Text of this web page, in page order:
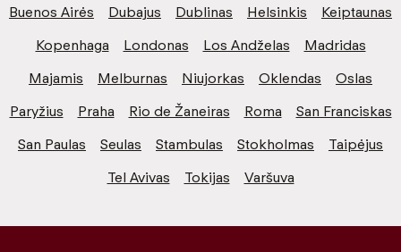
Buenos Airės
Dubajus Dublinas Helsinkis
Keiptaunas
Kopenhaga
Londonas Los Andželas
Madridas
Majamis
Melburnas Niujorkas Oklendas
Oslas
Paryžius
Praha Rio de Žaneiras Roma
San Franciskas
San Paulas
Seulas Stambulas Stokholmas
Taipėjus
Tel Avivas
Tokijas Varšuva